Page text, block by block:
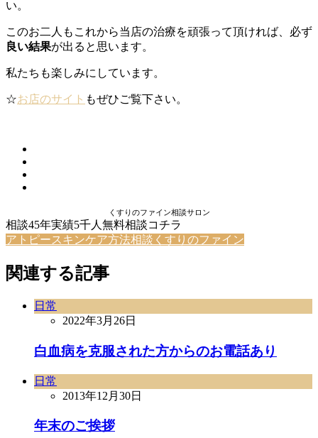
い。
このお二人もこれから当店の治療を頑張って頂ければ、必ず
良い結果が出ると思います。
私たちも楽しみにしています。
☆お店のサイト もぜひご覧下さい。
くすりのファイン相談サロン
相談45年実績5千人無料相談コチラ
アトピースキンケア方法相談くすりのファイン
関連する記事
日常
2022年3月26日
白血病を克服された方からのお電話あり
日常
2013年12月30日
年末のご挨拶